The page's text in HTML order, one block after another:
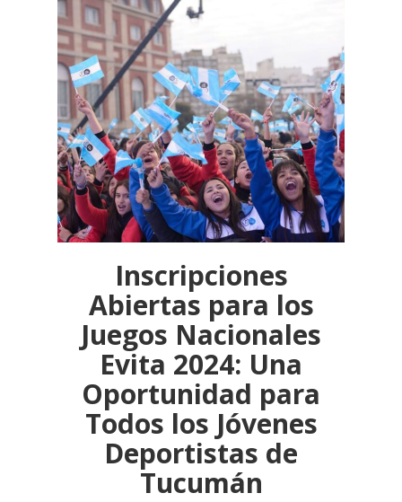
Inscripciones
Abiertas para los
Juegos Nacionales
Evita 2024: Una
Oportunidad para
Todos los Jóvenes
Deportistas de
Tucumán